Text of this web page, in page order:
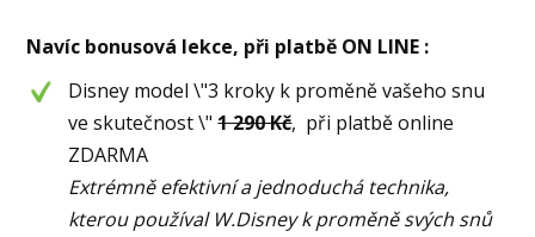
Navíc bonusová lekce, při platbě ON LINE :
Disney model \"3 kroky k proměně vašeho snu
ve skutečnost \"1 290 Kč, při platbě online
ZDARMA
Extrémně efektivní a jednoduchá technika,
kterou používal W.Disney k proměně svých snů